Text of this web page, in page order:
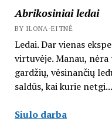
Abrikosiniai ledai
BY ILONA-EITNĖ
Ledai. Dar vienas
virtuvėje. Manau,
gardžių, vėsinančių
saldūs, kai kurie netgi...
Siulo darba